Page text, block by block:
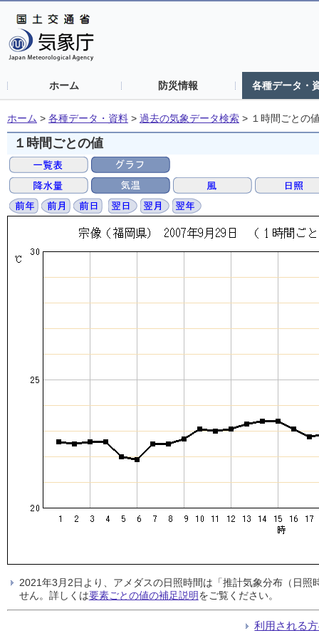
ホーム 防災情報 各種データ・
ホーム > 各種データ・資料 > 過去の気象データ検索 > １時間ごとの
１時間ごとの値
2021年3月2日より、アメダスの日照時間は「推計気象分布（日
せん。詳しくは要素ごとの値の補足説明をご覧ください。
利用される